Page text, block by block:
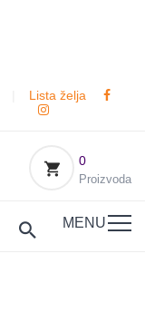
Lista želja
0
Proizvoda
MENU